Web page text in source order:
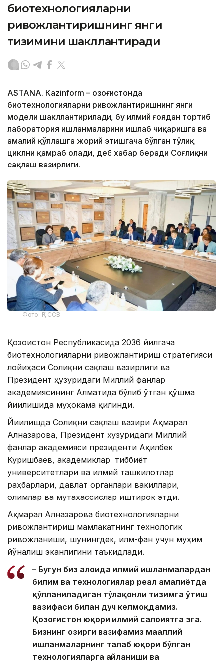
биотехнологияларни
ривожлантиришнинг янги
тизимини шакллантиради
ASTANА. Кazinform – Қозоғистонда
биотехнологияларни ривожлантиришнинг янги
модели шакллантирилади, бу илмий ғоядан тортиб
лаборатория ишланмаларини ишлаб чиқаришга ва
амалий қўллашга жорий этишгача бўлган тўлиқ
циклни қамраб олади, деб хабар беради Соғлиқни
сақлаш вазирлиги.
Фото: ҚР ССВ
Қозоғистон Республикасида 2036 йилгача
биотехнологияларни ривожлантириш стратегияси
лойиҳаси Соғлиқни сақлаш вазирлиги ва
Президент ҳузуридаги Миллий фанлар
академиясининг Алматида бўлиб ўтган қўшма
йиғилишида муҳокама қилинди.
Йиғилишда Соғлиқни сақлаш вазири Ақмарал
Алназарова, Президент ҳузуридаги Миллий
фанлар академияси президенти Ақилбек
Куришбаев, академиклар, тиббиёт
университетлари ва илмий ташкилотлар
раҳбарлари, давлат органлари вакиллари,
олимлар ва мутахассислар иштирок этди.
Ақмарал Алназарова биотехнологияларни
ривожлантириш мамлакатнинг технологик
ривожланиши, шунингдек, илм-фан учун муҳим
йўналиш эканлигини таъкидлади.
– Бугун биз алоҳида илмий ишланмалардан
билим ва технологиялар реал амалиётда
қўлланиладиган тўлақонли тизимга ўтиш
вазифаси билан дуч келмоқдамиз.
Қозоғистон юқори илмий салоҳиятга эга.
Бизнинг ҳозирги вазифамиз маҳаллий
ишланмаларнинг талаб юқори бўлган
технологияларга айланиши ва